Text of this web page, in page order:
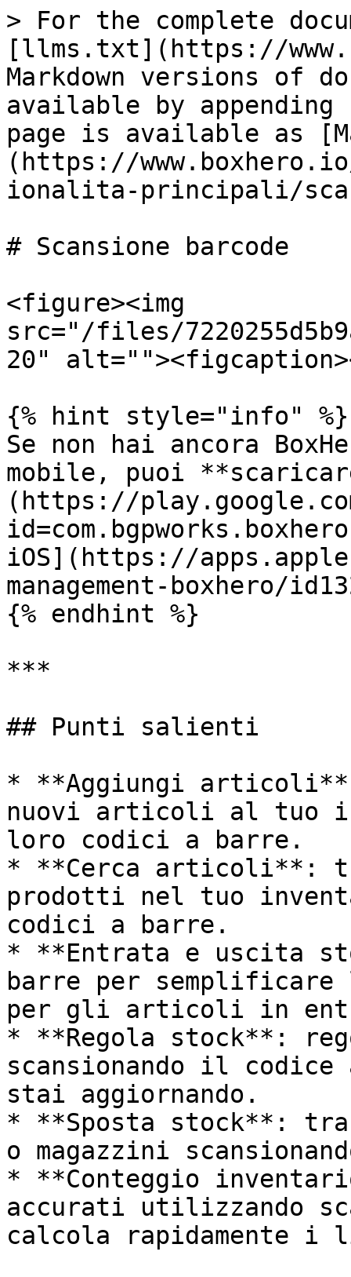
> For the complete
[llms.txt](https://
Markdown versions of
available by
page is available as
(https://
ionalita-principali/
# Scansione barcode
<figure><img
src="/files/
20"
{% hint style="info" %}
Se non hai ancora
mobile, puoi
(https://
iOS](https://
management-boxhero/
{% endhint %}
***
## Punti salienti
* **Aggiungi articoli**:
nuovi articoli al tuo
loro codici a barre.
* **Cerca articoli**:
prodotti nel tuo
codici a barre.
* **Entrata e uscita
barre per semplificare
per gli articoli in
* **Regola stock**:
scansionando il
stai aggiornando.
* **Sposta stock**:
o magazzini
* **Conteggio
accurati utilizzando
calcola rapidamente